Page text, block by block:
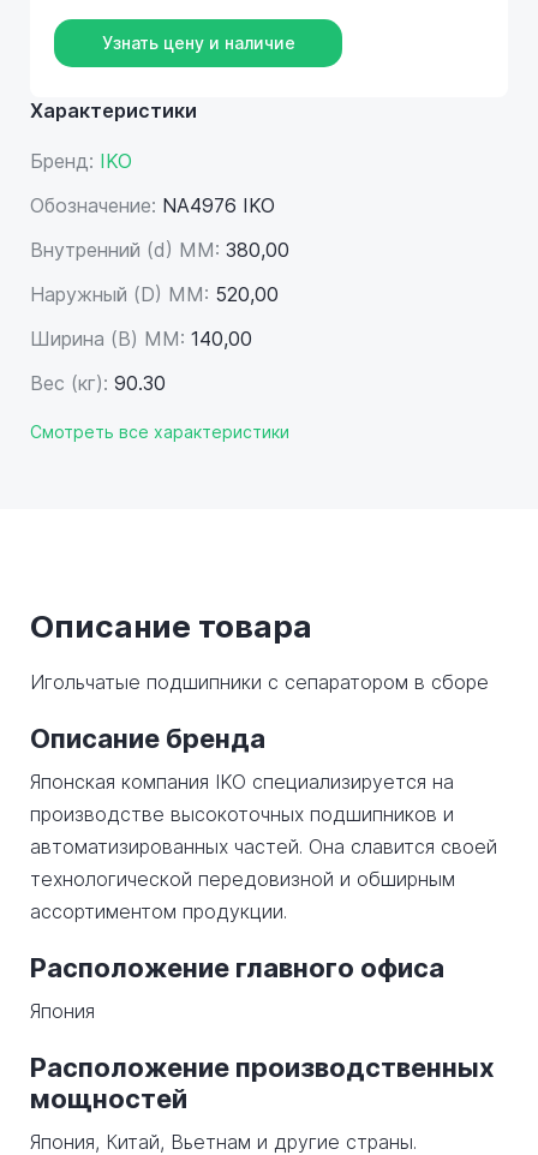
Характеристики
Бренд: IKO
Обозначение: NA4976 IKO
Внутренний (d) ММ: 380,00
Наружный (D) ММ: 520,00
Ширина (B) MM: 140,00
Вес (кг): 90.30
Смотреть все характеристики
Узнать цену и наличие
Описание товара
Игольчатые подшипники с сепаратором в сборе
Описание бренда
Японская компания IKO специализируется на
производстве высокоточных подшипников и
автоматизированных частей. Она славится своей
технологической передовизной и обширным
ассортиментом продукции.
Расположение главного офиса
Япония
Расположение производственных
мощностей
Япония, Китай, Вьетнам и другие страны.